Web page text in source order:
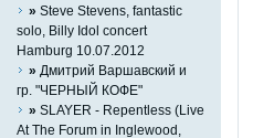
» Steve Stevens, fantastic
solo, Billy Idol concert
Hamburg 10.07.2012
» Дмитрий Варшавский и
гр. "ЧЕРНЫЙ КОФЕ"
» SLAYER - Repentless (Live
At The Forum in Inglewood,